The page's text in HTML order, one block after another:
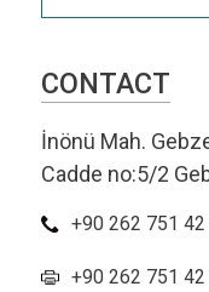
CONTACT
İnönü Mah.
Cadde no:5/2
+90 262 751 42
+90 262 751 42